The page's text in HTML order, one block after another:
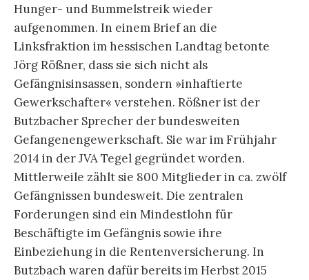
Hunger- und Bummelstreik wieder
aufgenommen. In einem Brief an die
Linksfraktion im hessischen Landtag betonte
Jörg Rößner, dass sie sich nicht als
Gefängnisinsassen, sondern »inhaftierte
Gewerkschafter« verstehen. Rößner ist der
Butzbacher Sprecher der bundesweiten
Gefangenengewerkschaft. Sie war im Frühjahr
2014 in der JVA Tegel gegründet worden.
Mittlerweile zählt sie 800 Mitglieder in ca. zwölf
Gefängnissen bundesweit. Die zentralen
Forderungen sind ein Mindestlohn für
Beschäftigte im Gefängnis sowie ihre
Einbeziehung in die Rentenversicherung. In
Butzbach waren dafür bereits im Herbst 2015